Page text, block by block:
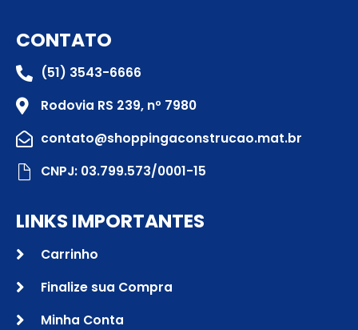
CONTATO
(51) 3543-6666
Rodovia RS 239, nº 7980
contato@shoppingaconstrucao.mat.br
CNPJ: 03.799.573/0001-15
LINKS IMPORTANTES
Carrinho
Finalize sua Compra
Minha Conta